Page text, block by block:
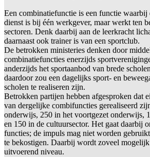
Een combinatiefunctie is een functie waarbij
dienst is bij één werkgever, maar werkt ten
sectoren. Denk daarbij aan de leerkracht
daarnaast ook trainer is van een sportclub.
De betrokken ministeries denken door
combinatiefuncties enerzijds
anderzijds het sportaanbod van brede
daardoor zou een dagelijks sport- en
scholen te realiseren zijn.
Betrokken partijen hebben afgesproken dat
van dergelijke combifuncties gerealiseerd
onderwijs, 250 in het voortgezet onderwijs,
en 150 in de cultuursector. Het gaat daarbij
functies; de impuls mag niet worden
te bekostigen. Daarbij wordt zoveel
uitvoerend niveau.